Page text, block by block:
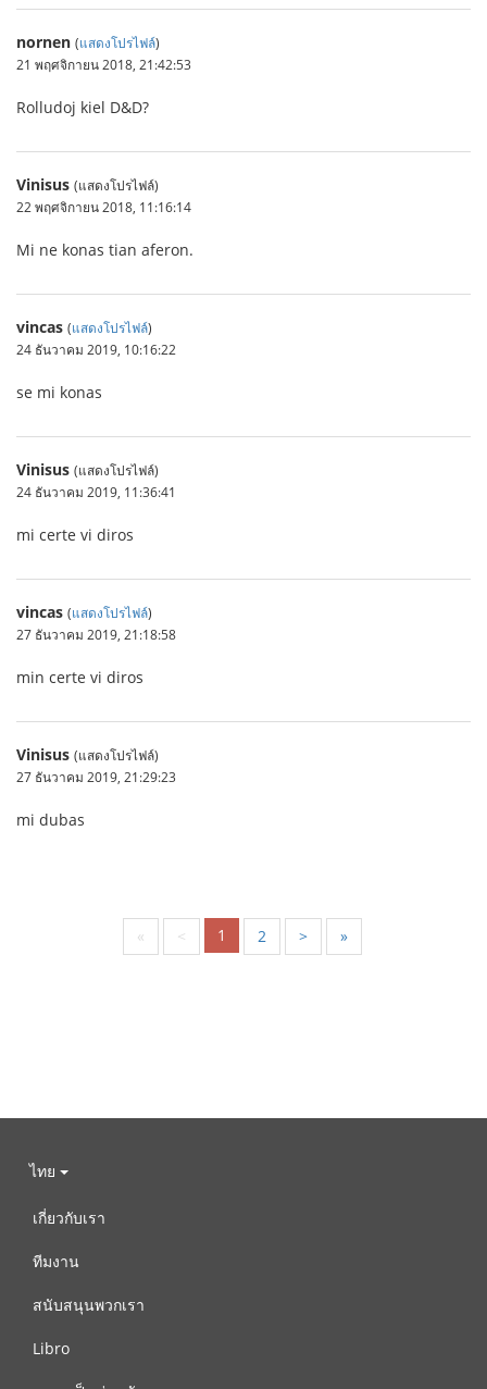
nornen (แสดงโปรไฟล์)
21 พฤศจิกายน 2018, 21:42:53
Rolludoj kiel D&D?
Vinisus (แสดงโปรไฟล์)
22 พฤศจิกายน 2018, 11:16:14
Mi ne konas tian aferon.
vincas (แสดงโปรไฟล์)
24 ธันวาคม 2019, 10:16:22
se mi konas
Vinisus (แสดงโปรไฟล์)
24 ธันวาคม 2019, 11:36:41
mi certe vi diros
vincas (แสดงโปรไฟล์)
27 ธันวาคม 2019, 21:18:58
min certe vi diros
Vinisus (แสดงโปรไฟล์)
27 ธันวาคม 2019, 21:29:23
mi dubas
« < 1 2 > »
ไทย
เกี่ยวกับเรา
ทีมงาน
สนับสนุนพวกเรา
Libro